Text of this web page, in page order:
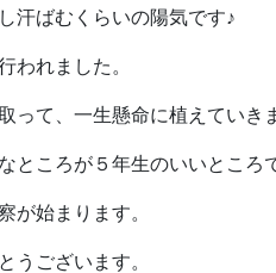
汗ばむくらいの陽気です♪
われました。
って、一生懸命に植えていき
ところが５年生のいいところ
が始まります。
うございます。